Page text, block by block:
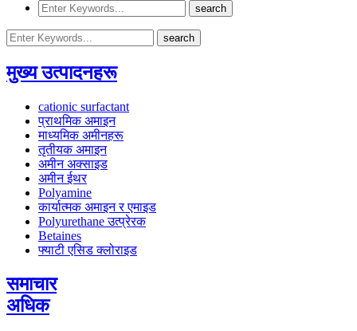
मुख्य उत्पादनहरू
cationic surfactant
प्राथमिक अमाइन
माध्यमिक अमीनहरू
तृतीयक अमाइन
अमीन अक्साइड
अमीन ईथर
Polyamine
कार्यात्मक अमाइन र एमाइड
Polyurethane उत्प्रेरक
Betaines
फ्याटी एसिड क्लोराइड
समाचार
अधिक